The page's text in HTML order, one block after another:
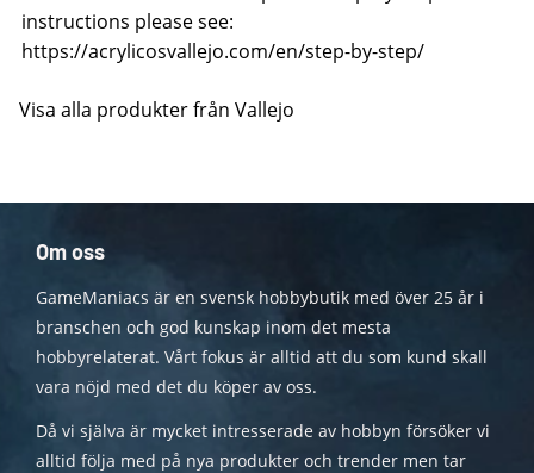
instructions please see:
https://acrylicosvallejo.com/en/step-by-step/
Visa alla produkter från Vallejo
Om oss
GameManiacs är en svensk hobbybutik med över 25 år i
branschen och god kunskap inom det mesta
hobbyrelaterat. Vårt fokus är alltid att du som kund skall
vara nöjd med det du köper av oss.
Då vi själva är mycket intresserade av hobbyn försöker vi
alltid följa med på nya produkter och trender men tar